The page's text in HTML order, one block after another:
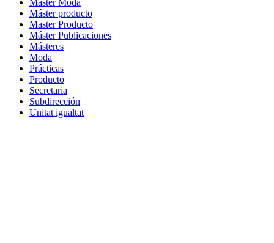
Máster Moda
Máster producto
Master Producto
Máster Publicaciones
Másteres
Moda
Prácticas
Producto
Secretaria
Subdirección
Unitat igualtat